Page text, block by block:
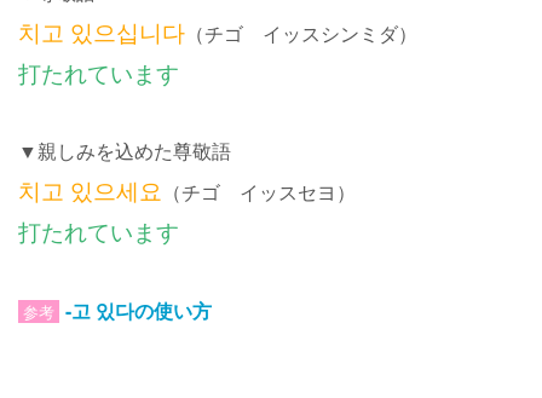
치고 있으십니다 （チゴ イッスシンミダ）
打たれています
▼親しみを込めた尊敬語
치고 있으세요 （チゴ イッスセヨ）
打たれています
参考 -고 있다の使い方